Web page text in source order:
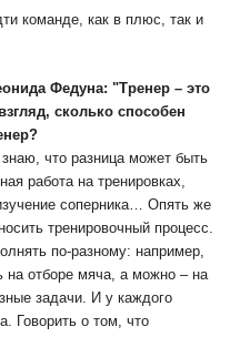
команде, как в плюс, так и
Федуна: "Тренер – это
сколько способен
что разница может быть
работа на тренировках,
соперника… Опять же
тренировочный процесс.
по-разному: например,
на отборе мяча, а можно – на
задачи. И у каждого
Говорить о том, что